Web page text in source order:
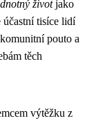
životjako
účastní tisíce lidí
pouto a
těch
výtěžku z